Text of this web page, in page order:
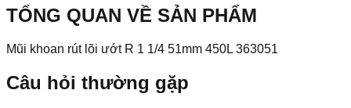
TỔNG QUAN VỀ SẢN PHẨM
Mũi khoan rút lõi ướt R 1 1/4 51mm 450L 363051
Câu hỏi thường gặp